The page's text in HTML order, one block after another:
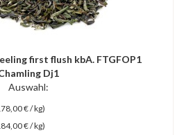
first flush kbA. FTGFOP1
Dj1
Auswahl:
€ / kg)
€ / kg)